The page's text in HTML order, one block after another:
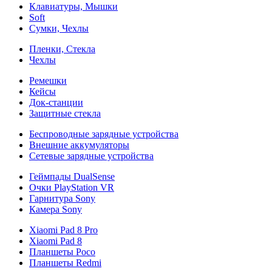
Клавиатуры, Мышки
Soft
Сумки, Чехлы
Пленки, Стекла
Чехлы
Ремешки
Кейсы
Док-станции
Защитные стекла
Беспроводные зарядные устройства
Внешние аккумуляторы
Сетевые зарядные устройства
Геймпады DualSense
Очки PlayStation VR
Гарнитура Sony
Камера Sony
Xiaomi Pad 8 Pro
Xiaomi Pad 8
Планшеты Poco
Планшеты Redmi